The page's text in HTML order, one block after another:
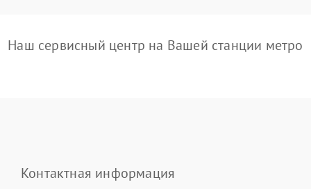
Наш сервисный центр на Вашей станции метро
Контактная информация